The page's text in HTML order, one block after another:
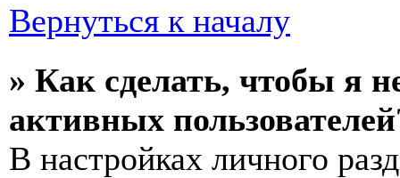
Вернуться к началу
» Как сделать, чтобы я
активных
В настройках личного